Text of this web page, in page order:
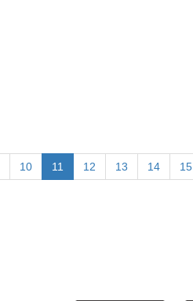
10 11 12 13 14 15